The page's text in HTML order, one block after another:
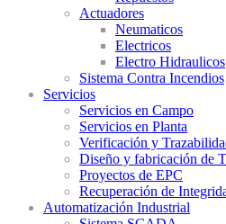
Actuadores
Neumaticos
Electricos
Electro Hidraulicos
Sistema Contra Incendios
Servicios
Servicios en Campo
Servicios en Planta
Verificación y
Diseño y fabricación de
Proyectos de EPC
Recuperación de
Automatización Industrial